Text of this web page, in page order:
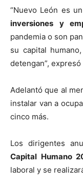
“Nuevo León es
inversiones y
pandemia o son
su capital
detengan”,
Adelantó que al
instalar van a
cinco más.
Los dirigentes
Capital Humano
laboral y se